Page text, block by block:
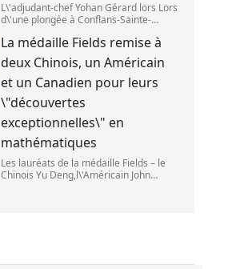
L\'adjudant-chef Yohan Gérard lors Lors
d\'une plongée à Conflans-Sainte-
Seine. (DAVID DI GIACOMO /
FRANCEINFO)
La médaille Fields remise à
deux Chinois, un Américain
et un Canadien pour leurs
\"découvertes
exceptionnelles\" en
mathématiques
Les lauréats de la médaille Fields – le
Chinois Yu Deng,l\'Américain John